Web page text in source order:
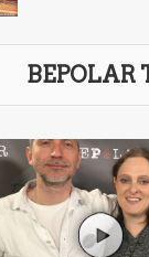
BEPOLAR